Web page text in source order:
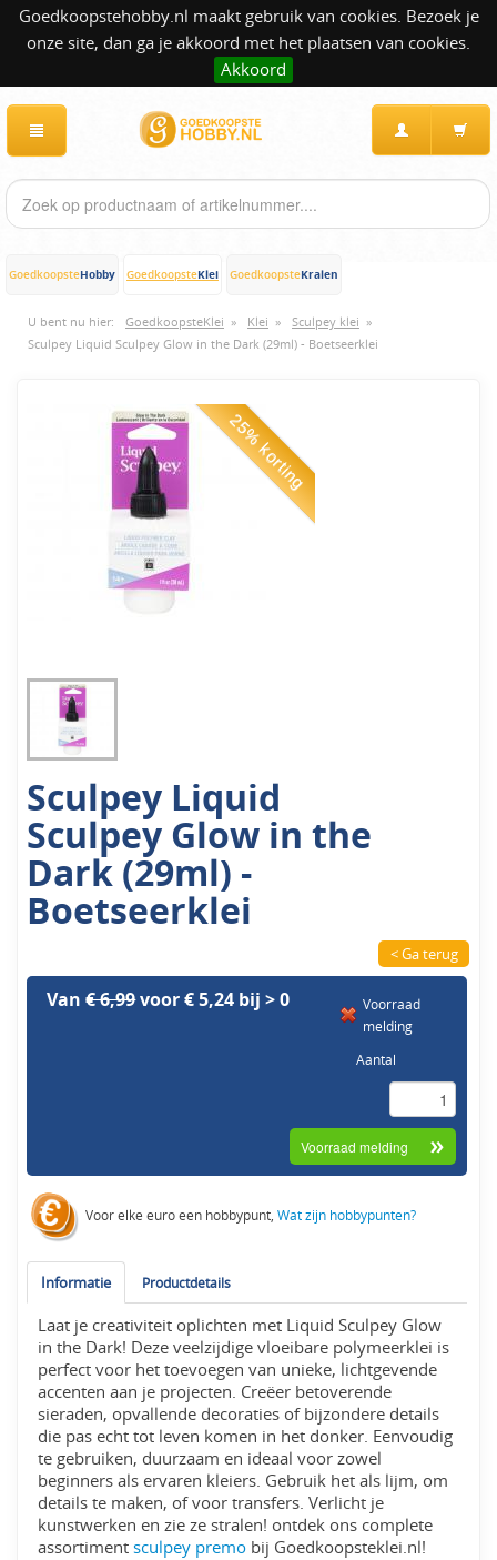
Goedkoopstehobby.nl maakt gebruik van cookies. Bezoek je
onze site, dan ga je akkoord met het plaatsen van cookies.
Akkoord
GoedkoopsteHobby GoedkoopsteKlei GoedkoopsteKralen
U bent nu hier: GoedkoopsteKlei » Klei » Sculpey klei »
Sculpey Liquid Sculpey Glow in the Dark (29ml) - Boetseerklei
25% korting
Sculpey Liquid
Sculpey Glow in the
Dark (29ml) -
Boetseerklei
< Ga terug
Van€ 6,99voor € 5,24 bij > 0
Voorraad
melding
Aantal
Voor elke euro een hobbypunt,Wat zijn hobbypunten?
Informatie Productdetails
Laat je creativiteit oplichten met Liquid Sculpey Glow
in the Dark! Deze veelzijdige vloeibare polymeerklei is
perfect voor het toevoegen van unieke, lichtgevende
accenten aan je projecten. Creëer betoverende
sieraden, opvallende decoraties of bijzondere details
die pas echt tot leven komen in het donker. Eenvoudig
te gebruiken, duurzaam en ideaal voor zowel
beginners als ervaren kleiers. Gebruik het als lijm, om
details te maken, of voor transfers. Verlicht je
kunstwerken en zie ze stralen! ontdek ons complete
assortimentsculpey premo bij Goedkoopsteklei.nl!